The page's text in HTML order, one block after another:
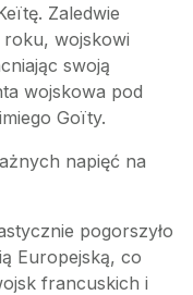
Zaledwie
roku, wojskowi
swoją
wojskowa pod
Goïty.
napięć na
pogorszyło
Europejską, co
francuskich i